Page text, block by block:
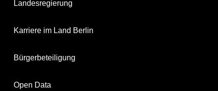
Landesregierung
Karriere im Land Berlin
Bürgerbeteiligung
Open Data